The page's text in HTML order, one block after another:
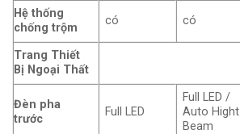
Hệ thống
chống trộm
có có
Trang Thiết
Bị Ngoại Thất
Đèn pha
trước
Full LED
Full LED /
Auto Hight
Beam